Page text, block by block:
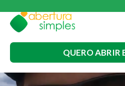
QUERO ABRIR